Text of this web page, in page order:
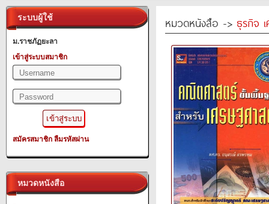
ระบบผู้ใช้
ม.ราชภัฏยะลา
เข้าสู่ระบบสมาชิก
สมัครสมาชิก ลืมรหัสผ่าน
หมวดหนังสือ
หมวดหนังสือ -> ธุรกิจ